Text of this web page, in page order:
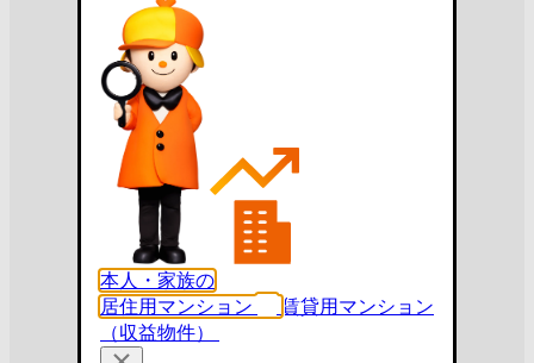
本人・家族の
居住用マンション
賃貸用マンション
（収益物件）